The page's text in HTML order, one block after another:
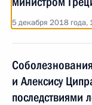
5 декабря 2018 года,
и Алексису
последствиями